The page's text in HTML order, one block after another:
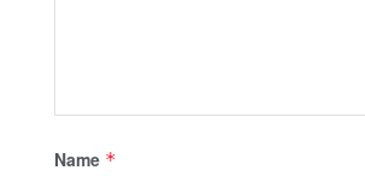
Name *